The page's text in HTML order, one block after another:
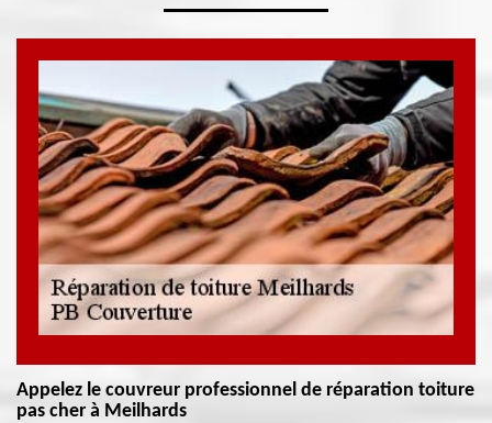
Appelez le couvreur professionnel de réparation toiture
pas cher à Meilhards